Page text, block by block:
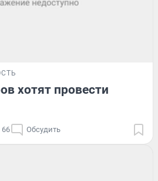
хотят провести
66 Обсудить